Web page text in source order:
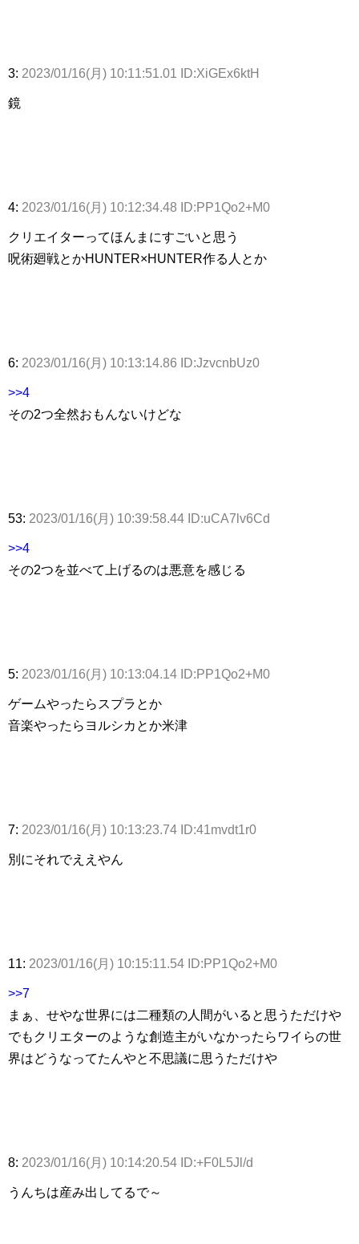
3: 2023/01/16(月) 10:11:51.01 ID:XiGEx6ktH
鏡
4: 2023/01/16(月) 10:12:34.48 ID:PP1Qo2+M0
クリエイターってほんまにすごいと思う
呪術廻戦とかHUNTER×HUNTER作る人とか
6: 2023/01/16(月) 10:13:14.86 ID:JzvcnbUz0
>>4
その2つ全然おもんないけどな
53: 2023/01/16(月) 10:39:58.44 ID:uCA7lv6Cd
>>4
その2つを並べて上げるのは悪意を感じる
5: 2023/01/16(月) 10:13:04.14 ID:PP1Qo2+M0
ゲームやったらスプラとか
音楽やったらヨルシカとか米津
7: 2023/01/16(月) 10:13:23.74 ID:41mvdt1r0
別にそれでええやん
11: 2023/01/16(月) 10:15:11.54 ID:PP1Qo2+M0
>>7
まぁ、せやな世界には二種類の人間がいると思うただけや
でもクリエターのような創造主がいなかったらワイらの世
界はどうなってたんやと不思議に思うただけや
8: 2023/01/16(月) 10:14:20.54 ID:+F0L5Jl/d
うんちは産み出してるで～